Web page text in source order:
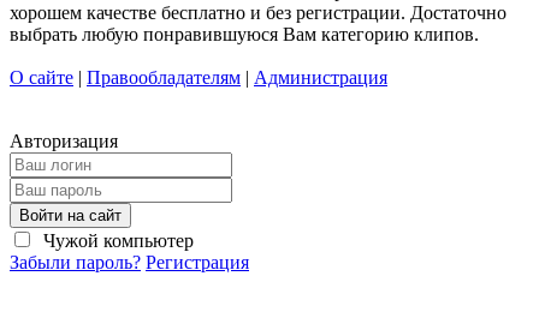
хорошем качестве бесплатно и без регистрации. Достаточно
выбрать любую понравившуюся Вам категорию клипов.
О сайте | Правообладателям | Администрация
Авторизация
Войти на сайт
Чужой компьютер
Забыли пароль? Регистрация